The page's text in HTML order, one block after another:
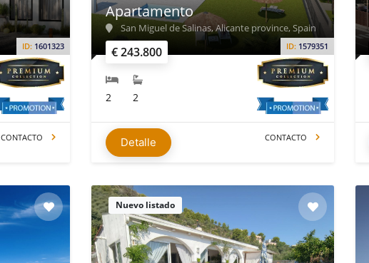
ID: 1601323
CONTACTO
€ 243.800 ID: 1579351
Apartamento
San Miguel de Salinas, Alicante province, Spain
2 2
Detalle CONTACTO
Nuevo listado